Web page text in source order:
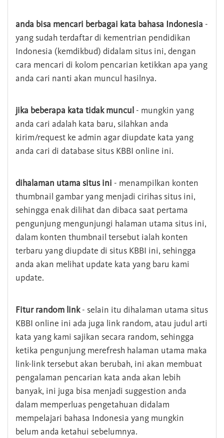
anda bisa mencari berbagai kata bahasa Indonesia -
yang sudah terdaftar di kementrian pendidikan
Indonesia (kemdikbud) didalam situs ini, dengan
cara mencari di kolom pencarian ketikkan apa yang
anda cari nanti akan muncul hasilnya.
jika beberapa kata tidak muncul - mungkin yang
anda cari adalah kata baru, silahkan anda
kirim/request ke admin agar diupdate kata yang
anda cari di database situs KBBI online ini.
dihalaman utama situs ini - menampilkan konten
thumbnail gambar yang menjadi cirihas situs ini,
sehingga enak dilihat dan dibaca saat pertama
pengunjung mengunjungi halaman utama situs ini,
dalam konten thumbnail tersebut ialah konten
terbaru yang diupdate di situs KBBI ini, sehingga
anda akan melihat update kata yang baru kami
update.
Fitur random link- selain itu dihalaman utama situs
KBBI online ini ada juga link random, atau judul arti
kata yang kami sajikan secara random, sehingga
ketika pengunjung merefresh halaman utama maka
link-link tersebut akan berubah, ini akan membuat
pengalaman pencarian kata anda akan lebih
banyak, ini juga bisa menjadi suggestion anda
dalam memperluas pengetahuan didalam
mempelajari bahasa Indonesia yang mungkin
belum anda ketahui sebelumnya.